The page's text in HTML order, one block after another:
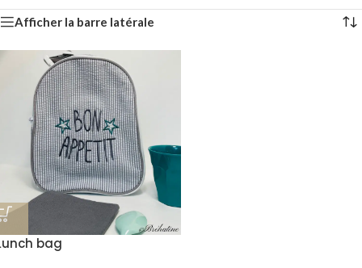
Afficher la barre latérale
bag